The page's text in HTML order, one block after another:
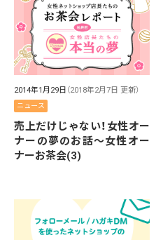
2014年1月29日 （2018年2月7日 更新）
ニュース
売上だけじゃない！女性オー
ナーの夢のお話～女性オー
ナーお茶会(3)